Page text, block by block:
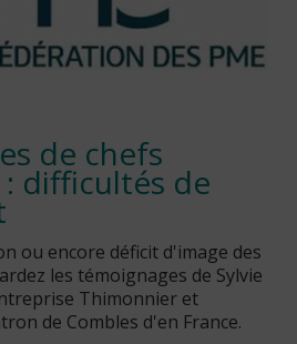
de chefs
difficultés de
ou encore déficit d'image des
les témoignages de Sylvie
Thimonnier et
de Combles d'en France.